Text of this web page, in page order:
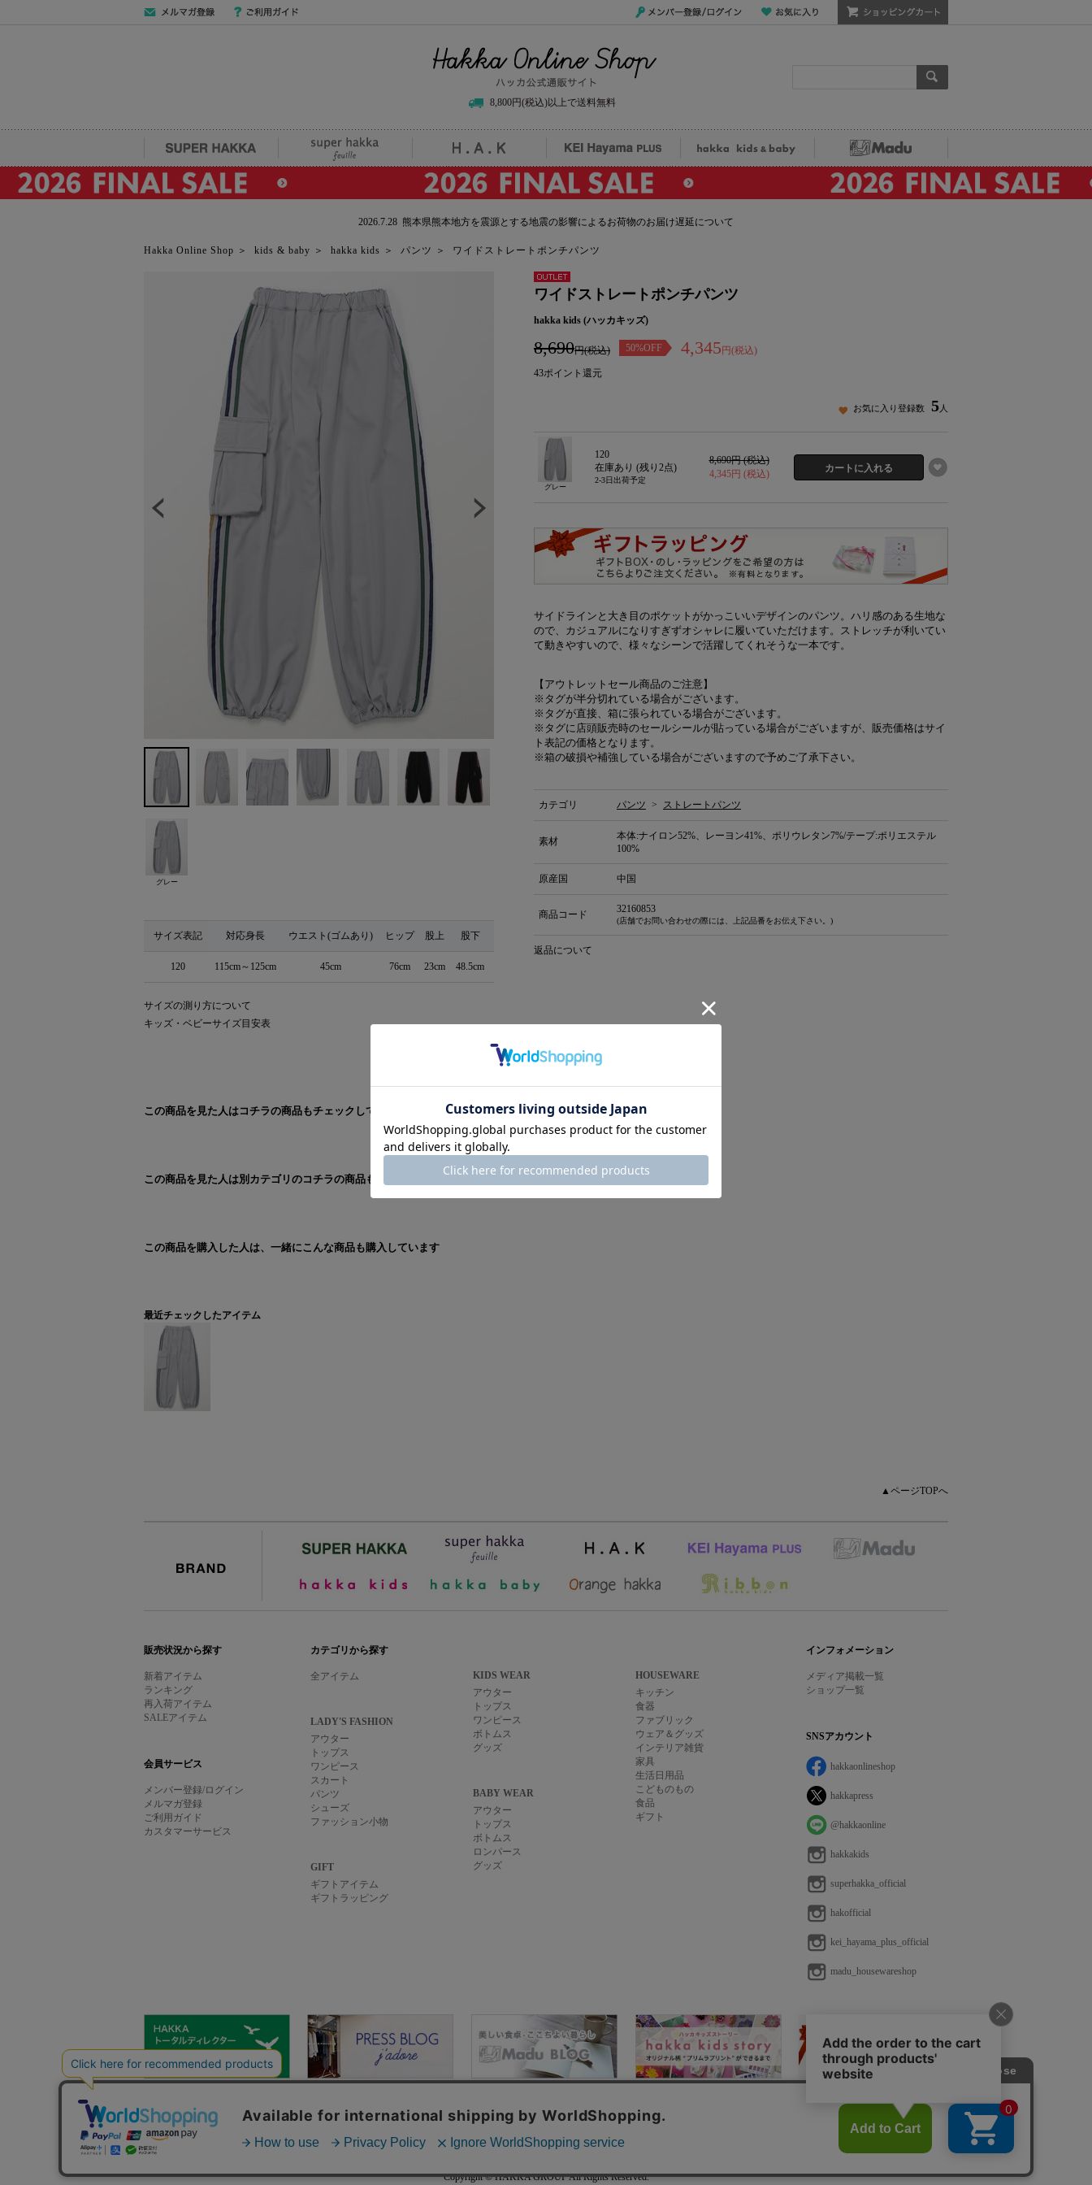
8,800円(税込)以上で送料無料
SUPER HAKKA H.A.K KEI Hayama PLUS Madu
2026.7.28 熊本県熊本地方を震源とする地震の影響によるお荷物のお届け遅延について
Hakka Online Shop ＞ kids & baby ＞ hakka kids ＞ パンツ ＞ ワイドストレートポンチパンツ
グレー
サイズ表記 対応身長 ウエスト(ゴムあり) ヒップ 股上 股下
120 115cm～125cm 45cm 76cm 23cm 48.5cm
サイズの測り方について
キッズ・ベビーサイズ目安表
アウトレ
ット
ワイドストレートポンチパンツ
hakka kids (ハッカキッズ)
8,690円(税込) 50%OFF 4,345 円(税込)
43ポイント還元
お気に入り登録数 5 人
グレー
120
在庫あり (残り 2点)
2-3日出荷予定
8,690円 (税込)
4,345円 (税込)
サイドラインと大き目のポケットがかっこいいデザインのパンツ。ハリ感のある生地な
ので、カジュアルになりすぎずオシャレに履いていただけます。ストレッチが利いてい
て動きやすいので、様々なシーンで活躍してくれそうな一本です。
【アウトレットセール商品のご注意】
※タグが半分切れている場合がございます。
※タグが直接、箱に張られている場合がございます。
※タグに店頭販売時のセールシールが貼っている場合がございますが、販売価格はサイ
ト表記の価格となります。
※箱の破損や補強している場合がございますので予めご了承下さい。
カテゴリ パンツ > ストレートパンツ
素材
本体:ナイロン52%、レーヨン41%、ポリウレタン7%/テープ:ポリエステル
100%
原産国 中国
商品コード 32160853
(店舗でお問い合わせの際には、上記品番をお伝え下さい。)
返品について
この商品を見た人はコチラの商品もチェックしています
この商品を見た人は別カテゴリのコチラの商品もチェックしています
この商品を購入した人は、一緒にこんな商品も購入しています
最近チェックしたアイテム
▲ページTOPへ
販売状況から探す
新着アイテム
ランキング
再入荷アイテム
SALEアイテム
会員サービス
メンバー登録/ログイン
メルマガ登録
ご利用ガイド
カスタマーサービス
カテゴリから探す
全アイテム
LADY'S FASHION
アウター
トップス
ワンピース
スカート
パンツ
シューズ
ファッション小物
GIFT
ギフトアイテム
ギフトラッピング
KIDS WEAR
アウター
トップス
ワンピース
ボトムス
グッズ
BABY WEAR
アウター
トップス
ボトムス
ロンパース
グッズ
HOUSEWARE
キッチン
食器
ファブリック
ウェア＆グッズ
インテリア雑貨
家具
生活日用品
こどものもの
食品
ギフト
インフォメーション
メディア掲載一覧
ショップ一覧
SNSアカウント
hakkaonlineshop
hakkapress
@hakkaonline
hakkakids
superhakka_official
hakofficial
kei_hayama_plus_official
madu_housewareshop
お客様お問い合わせ プライバシーポリシー 免責事項
Copyright © HAKKA GROUP All Rights Reserved.